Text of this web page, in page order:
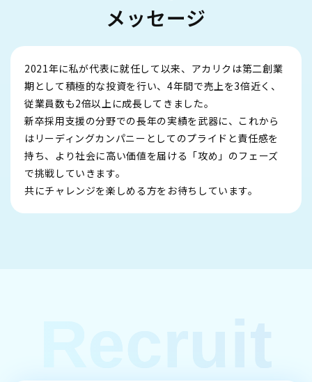
メッセージ
2021年に私が代表に就任して以来、アカリクは第二創業
期として積極的な投資を行い、4年間で売上を3倍近く、
従業員数も2倍以上に成長してきました。
新卒採用支援の分野での長年の実績を武器に、これから
はリーディングカンパニーとしてのプライドと責任感を
持ち、より社会に高い価値を届ける「攻め」のフェーズ
で挑戦していきます。
共にチャレンジを楽しめる方をお待ちしています。
it